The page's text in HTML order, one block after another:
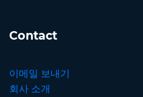
Contact
이메일 보내기
회사 소개